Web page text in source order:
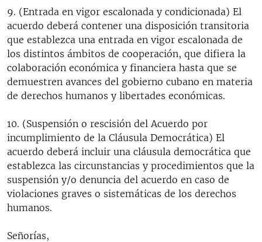
9. (Entrada en vigor escalonada y condicionada) El
acuerdo deberá contener una disposición transitoria
que establezca una entrada en vigor escalonada de
los distintos ámbitos de cooperación, que difiera la
colaboración económica y financiera hasta que se
demuestren avances del gobierno cubano en materia
de derechos humanos y libertades económicas.
10. (Suspensión o rescisión del Acuerdo por
incumplimiento de la Cláusula Democrática) El
acuerdo deberá incluir una cláusula democrática que
establezca las circunstancias y procedimientos que la
suspensión y/o denuncia del acuerdo en caso de
violaciones graves o sistemáticas de los derechos
humanos.
Señorías,